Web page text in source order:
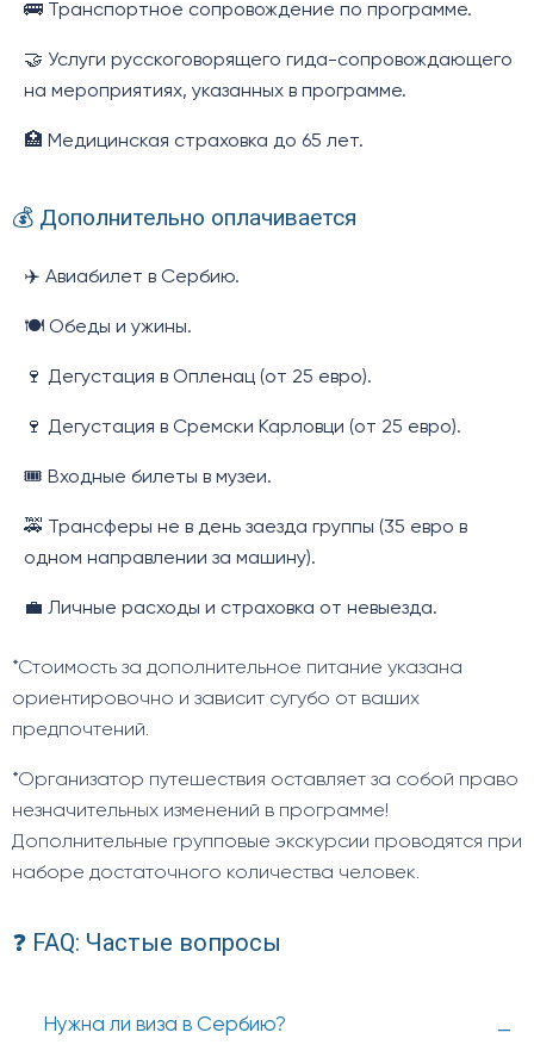
🚌 Транспортное сопровождение по программе.
🤝 Услуги русскоговорящего гида-сопровождающего
на мероприятиях, указанных в программе.
🏥 Медицинская страховка до 65 лет.
💰 Дополнительно оплачивается
✈️ Авиабилет в Сербию.
🍽️ Обеды и ужины.
🍷 Дегустация в Опленац (от 25 евро).
🍷 Дегустация в Сремски Карловци (от 25 евро).
🎟️ Входные билеты в музеи.
🚕 Трансферы не в день заезда группы (35 евро в
одном направлении за машину).
💼 Личные расходы и страховка от невыезда.
*Стоимость за дополнительное питание указана
ориентировочно и зависит сугубо от ваших
предпочтений.
*Организатор путешествия оставляет за собой право
незначительных изменений в программе!
Дополнительные групповые экскурсии проводятся при
наборе достаточного количества человек.
❓ FAQ: Частые вопросы
Нужна ли виза в Сербию?